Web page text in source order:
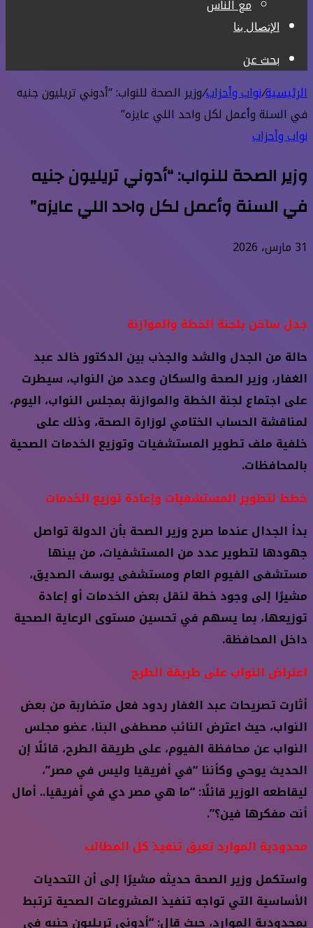
مع الناس
الإتصال بنا
بحث عن
الرئيسية/نواب وأحزاب/وزير الصحة للنواب: “أدوني تريليون جنيه
في السنة وأعمل لكل واحد اللي عايزه”
نواب وأحزاب
وزير الصحة للنواب: “أدوني تريليون جنيه
في السنة وأعمل لكل واحد اللي عايزه”
31 مارس، 2026
جدل ساخن بلجنة الخطة والموازنة
حالة من الجدل والشد والجذب بين الدكتور خالد عبد
الغفار، وزير الصحة والسكان وعدد من النواب، سيطرت
على اجتماع لجنة الخطة والموازنة بمجلس النواب، اليوم،
لمناقشة الحساب الختامي لوزارة الصحة، وذلك على
خلفية ملف تطوير المستشفيات وتوزيع الخدمات الصحية
بالمحافظات.
خطط لتطوير المستشفيات وإعادة توزيع الخدمات
بدأ الجدال عندما صرح وزير الصحة بأن الدولة تواصل
جهودها لتطوير عدد من المستشفيات، من بينها
مستشفى الفيوم العام ومستشفى يوسف الصديق،
مشيرًا إلى وجود خطة لنقل بعض الخدمات أو إعادة
توزيعها، بما يسهم في تحسين مستوى الرعاية الصحية
داخل المحافظة.
اعتراض النواب على طريقة الطرح
أثارت تصريحات عبد الغفار ردود فعل متضاربة من بعض
النواب، حيث اعترض النائب مصطفى البنا، عضو مجلس
النواب عن محافظة الفيوم، على طريقة الطرح، قائلًا إن
الحديث يوحي وكأننا “في أفريقيا وليس في مصر”،
ليقاطعه الوزير قائلًا: “ما هي مصر دي في أفريقيا.. أمال
أنت مفكرها فين؟”.
محدودية الموارد تعيق تنفيذ كل المطالب
واستكمل وزير الصحة حديثه مشيرًا إلى أن التحديات
الأساسية التي تواجه تنفيذ المشروعات الصحية ترتبط
بمحدودية الموارد، حيث قال: “أدوني تريليون جنيه في